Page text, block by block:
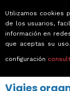
← Volver a
Viajes
Utilizamos cookies
de los usuarios,
información en
que aceptas su
configuración